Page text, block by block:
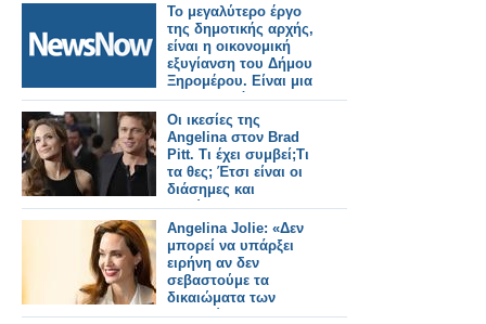
Το μεγαλύτερο έργο
της δημοτικής αρχής,
είναι η οικονομική
εξυγίανση του Δήμου
Ξηρομέρου. Είναι μια
πραγματικότητα που
δεν διατάσσεται, δεν
έρχεται με ευχολόγια
και δεν είναι
φαινόμενο. Προκύπτει
κατόπιν συνετής
οικονομικής
διαχείρισης και μόνο.
Οι ικεσίες της
Angelina στον Brad
Pitt. Τι έχει συμβεί;Τι
τα θες; Έτσι είναι οι
διάσημες και
πλούσιες
οικογένειες… Όλο
προβλήματα!
Angelina Jolie: «Δεν
μπορεί να υπάρξει
ειρήνη αν δεν
σεβαστούμε τα
δικαιώματα των
γυναικών»